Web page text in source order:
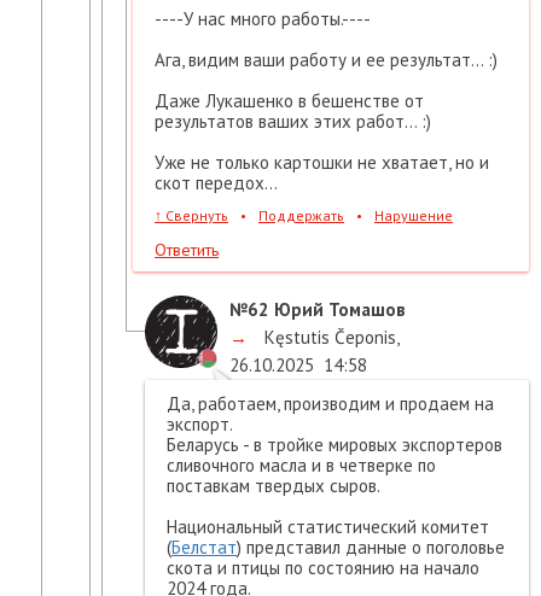
----У нас много работы.----
Ага, видим ваши работу и ее результат... :)
Даже Лукашенко в бешенстве от
результатов ваших этих работ... :)
Уже не только картошки не хватает, но и
скот передох...
↑ Свернуть • Поддержать • Нарушение
Ответить
№62 Юрий Томашов
→
Kęstutis Čeponis,
26.10.2025 14:58
Да, работаем, производим и продаем на
экспорт.
Беларусь - в тройке мировых экспортеров
сливочного масла и в четверке по
поставкам твердых сыров.
Национальный статистический комитет
(Белстат) представил данные о поголовье
скота и птицы по состоянию на начало
2024 года.